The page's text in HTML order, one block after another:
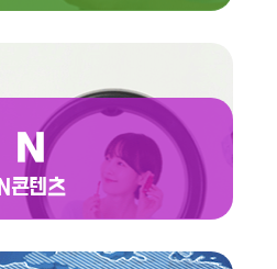
N콘텐츠